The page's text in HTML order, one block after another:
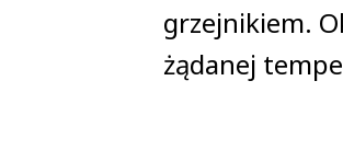
grzejnikiem.
żądanej